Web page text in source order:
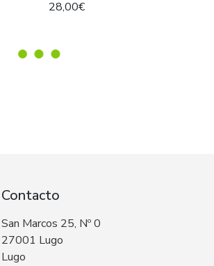
28,00€
Contacto
San Marcos 25, Nº 0
27001 Lugo
Lugo